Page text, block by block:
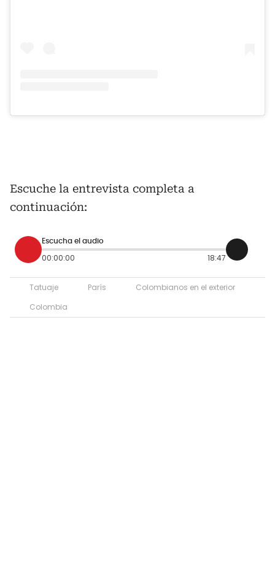
Escuche la entrevista completa a
continuación:
Escucha el audio
00:00:00 18:47
Tatuaje París
Colombianos en el exterior
Colombia